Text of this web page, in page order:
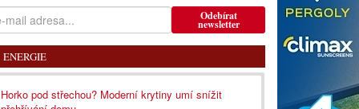
Odebírat
newsletter
ENERGIE
Horko pod střechou? Moderní krytiny umí snížit